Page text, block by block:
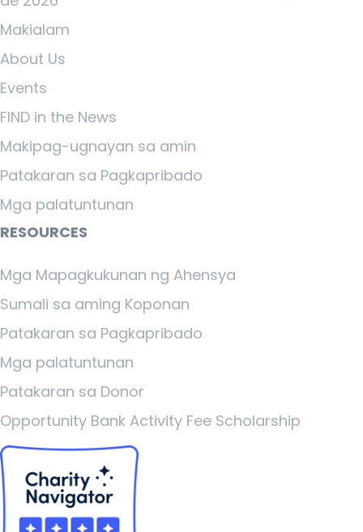
Makialam
About Us
Events
FIND in the News
Makipag-ugnayan sa amin
Patakaran sa Pagkapribado
Mga palatuntunan
RESOURCES
Mga Mapagkukunan ng Ahensya
Sumali sa aming Koponan
Patakaran sa Pagkapribado
Mga palatuntunan
Patakaran sa Donor
Opportunity Bank Activity Fee Scholarship